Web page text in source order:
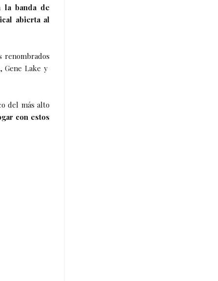
la banda de
abierta al
renombrados
Gene Lake y
del más alto
con estos